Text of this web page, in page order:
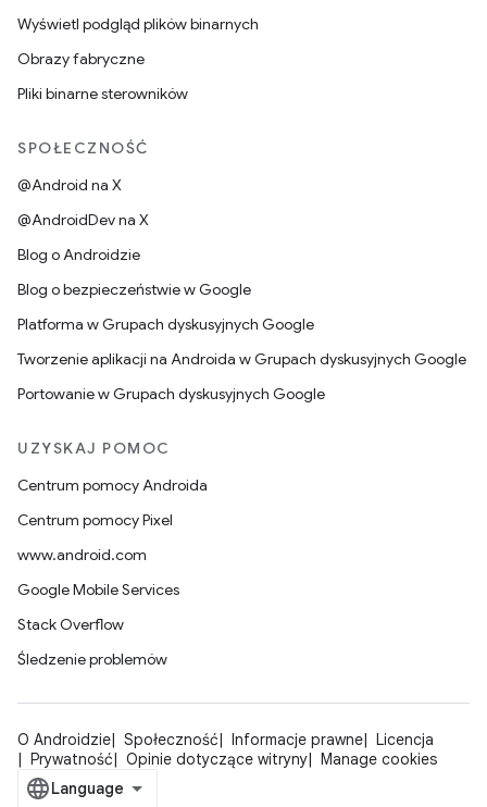
Wyświetl podgląd plików binarnych
Obrazy fabryczne
Pliki binarne sterowników
SPOŁECZNOŚĆ
@Android na X
@AndroidDev na X
Blog o Androidzie
Blog o bezpieczeństwie w Google
Platforma w Grupach dyskusyjnych Google
Tworzenie aplikacji na Androida w Grupach dyskusyjnych Google
Portowanie w Grupach dyskusyjnych Google
UZYSKAJ POMOC
Centrum pomocy Androida
Centrum pomocy Pixel
www.android.com
Google Mobile Services
Stack Overflow
Śledzenie problemów
O Androidzie Społeczność Informacje prawne
Licencja
Prywatność
Opinie dotyczące witryny Manage cookies